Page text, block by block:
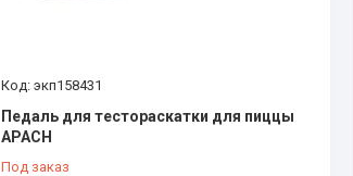
экп158431
Педаль для тестораскатки для пиццы
APACH
Под заказ